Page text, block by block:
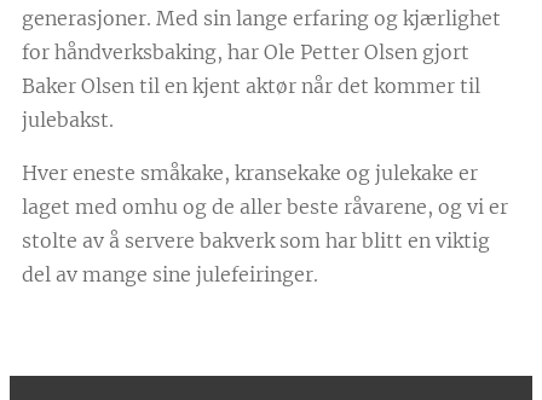
generasjoner. Med sin lange erfaring og kjærlighet
for håndverksbaking, har Ole Petter Olsen gjort
Baker Olsen til en kjent aktør når det kommer til
julebakst.
Hver eneste småkake, kransekake og julekake er
laget med omhu og de aller beste råvarene, og vi er
stolte av å servere bakverk som har blitt en viktig
del av mange sine julefeiringer.